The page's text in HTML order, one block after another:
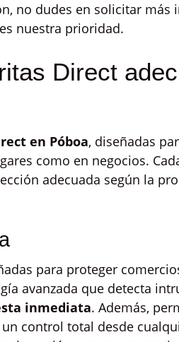
no dudes en solicitar más
nuestra prioridad.
Direct
en Póboa, diseñadas
como en negocios.
adecuada según la
para proteger
avanzada que detecta
inmediata. Además,
control total desde